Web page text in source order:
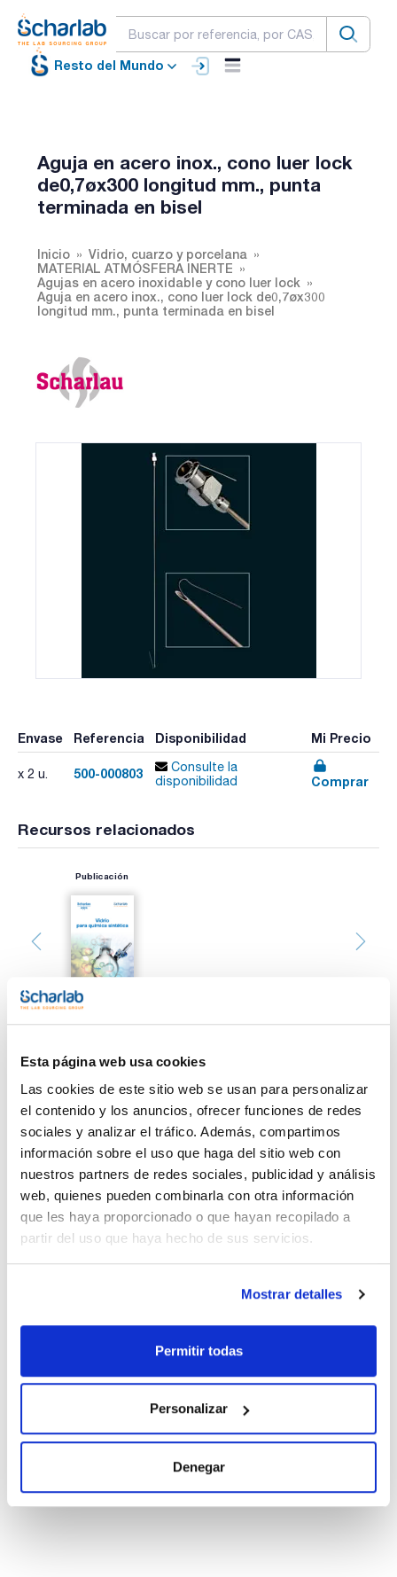
Esta página web usa cookies
Las cookies de este sitio web se usan para personalizar
el contenido y los anuncios, ofrecer funciones de redes
sociales y analizar el tráfico. Además, compartimos
información sobre el uso que haga del sitio web con
nuestros partners de redes sociales, publicidad y análisis
web, quienes pueden combinarla con otra información
que les haya proporcionado o que hayan recopilado a
partir del uso que haya hecho de sus servicios.
Mostrar detalles
Permitir todas
Personalizar
Denegar
Resto del Mundo
Aguja en acero inox., cono luer lock
de0,7øx300 longitud mm., punta
terminada en bisel
Inicio
Vidrio, cuarzo y porcelana
MATERIAL ATMÓSFERA INERTE
Agujas en acero inoxidable y cono luer lock
Aguja en acero inox., cono luer lock de0,7øx300
longitud mm., punta terminada en bisel
Envase Referencia Disponibilidad Mi Precio
x 2 u. 500-000803
Consulte la
disponibilidad
Comprar
Recursos relacionados
Publicación
Imprimir ficha de
producto
Características
Dimensiones diámetro externo x Longitud (mm) : 0,7x300
Pack (u.) : 2
Agujas en acero inoxidable y cono luer lock
Documentación técnica
descargas
descargas
SDS/ Hoja de seguridad
Regístrate para
descargas
Los productos marcados con esta imagen son
listos para una entrega inmediata.